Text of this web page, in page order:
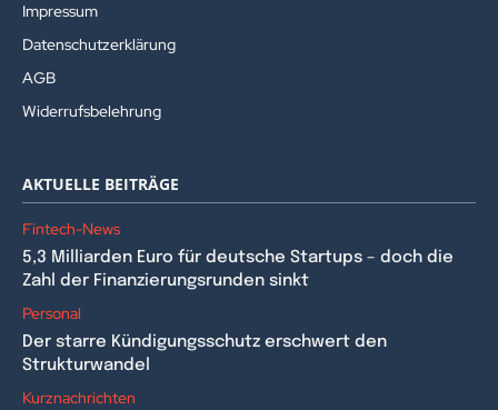
Impressum
Datenschutzerklärung
AGB
Widerrufsbelehrung
AKTUELLE BEITRÄGE
Fintech-News
5,3 Milliarden Euro für deutsche Startups – doch die
Zahl der Finanzierungsrunden sinkt
Personal
Der starre Kündigungsschutz erschwert den
Strukturwandel
Kurznachrichten